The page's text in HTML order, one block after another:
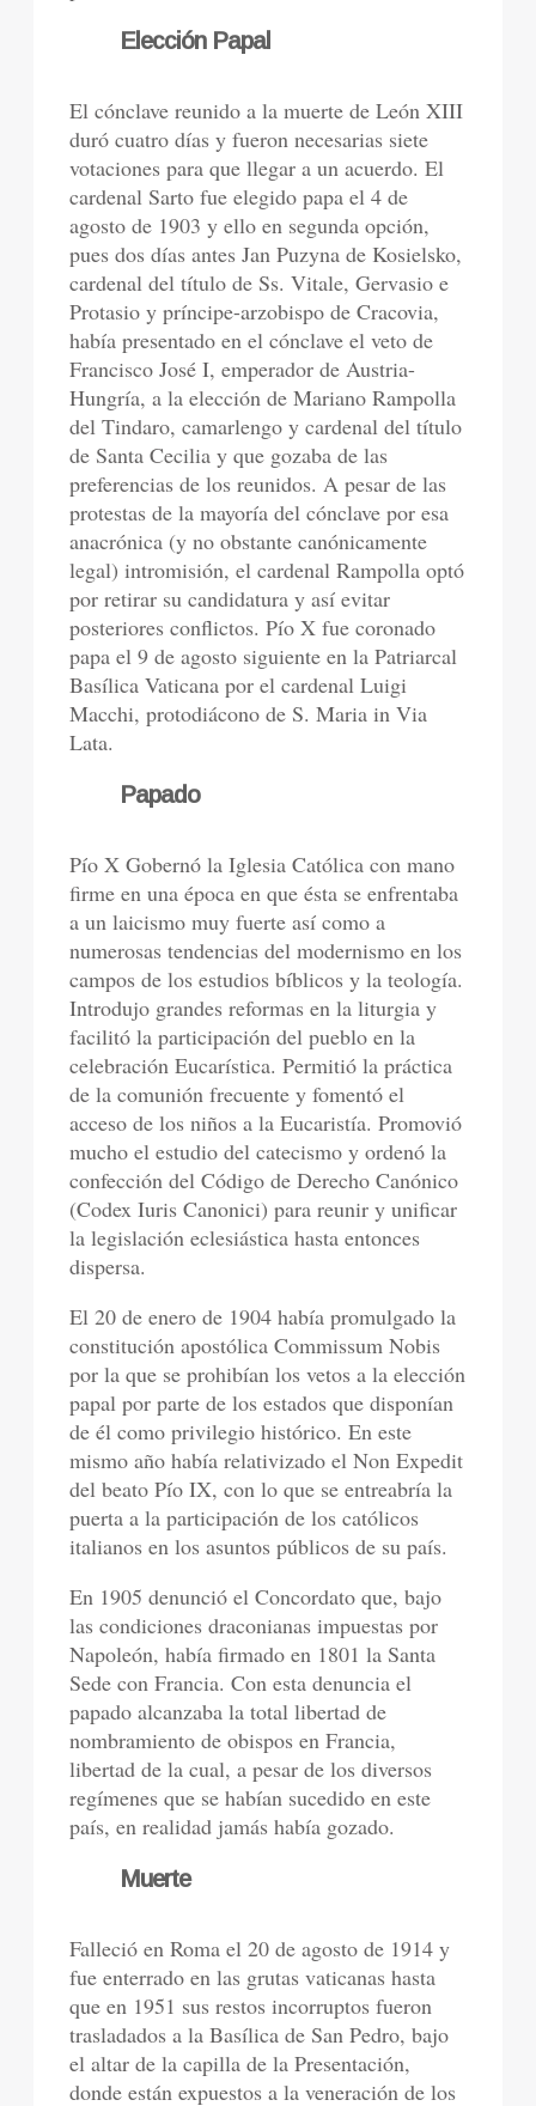
Elección Papal
El cónclave reunido a la muerte de León XIII
duró cuatro días y fueron necesarias siete
votaciones para que llegar a un acuerdo. El
cardenal Sarto fue elegido papa el 4 de
agosto de 1903 y ello en segunda opción,
pues dos días antes Jan Puzyna de Kosielsko,
cardenal del título de Ss. Vitale, Gervasio e
Protasio y príncipe-arzobispo de Cracovia,
había presentado en el cónclave el veto de
Francisco José I, emperador de Austria-
Hungría, a la elección de Mariano Rampolla
del Tindaro, camarlengo y cardenal del título
de Santa Cecilia y que gozaba de las
preferencias de los reunidos. A pesar de las
protestas de la mayoría del cónclave por esa
anacrónica (y no obstante canónicamente
legal) intromisión, el cardenal Rampolla optó
por retirar su candidatura y así evitar
posteriores conflictos. Pío X fue coronado
papa el 9 de agosto siguiente en la Patriarcal
Basílica Vaticana por el cardenal Luigi
Macchi, protodiácono de S. Maria in Via
Lata.
Papado
Pío X Gobernó la Iglesia Católica con mano
firme en una época en que ésta se enfrentaba
a un laicismo muy fuerte así como a
numerosas tendencias del modernismo en los
campos de los estudios bíblicos y la teología.
Introdujo grandes reformas en la liturgia y
facilitó la participación del pueblo en la
celebración Eucarística. Permitió la práctica
de la comunión frecuente y fomentó el
acceso de los niños a la Eucaristía. Promovió
mucho el estudio del catecismo y ordenó la
confección del Código de Derecho Canónico
(Codex Iuris Canonici) para reunir y unificar
la legislación eclesiástica hasta entonces
dispersa.
El 20 de enero de 1904 había promulgado la
constitución apostólica Commissum Nobis
por la que se prohibían los vetos a la elección
papal por parte de los estados que disponían
de él como privilegio histórico. En este
mismo año había relativizado el Non Expedit
del beato Pío IX, con lo que se entreabría la
puerta a la participación de los católicos
italianos en los asuntos públicos de su país.
En 1905 denunció el Concordato que, bajo
las condiciones draconianas impuestas por
Napoleón, había firmado en 1801 la Santa
Sede con Francia. Con esta denuncia el
papado alcanzaba la total libertad de
nombramiento de obispos en Francia,
libertad de la cual, a pesar de los diversos
regímenes que se habían sucedido en este
país, en realidad jamás había gozado.
Muerte
Falleció en Roma el 20 de agosto de 1914 y
fue enterrado en las grutas vaticanas hasta
que en 1951 sus restos incorruptos fueron
trasladados a la Basílica de San Pedro, bajo
el altar de la capilla de la Presentación,
donde están expuestos a la veneración de los